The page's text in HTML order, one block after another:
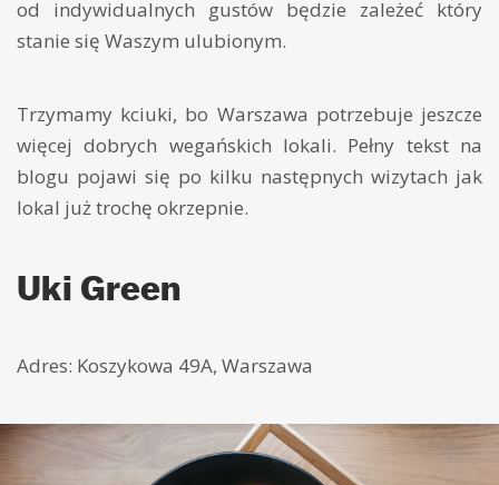
od indywidualnych gustów będzie zależeć który
stanie się Waszym ulubionym.
Trzymamy kciuki, bo Warszawa potrzebuje jeszcze
więcej dobrych wegańskich lokali. Pełny tekst na
blogu pojawi się po kilku następnych wizytach jak
lokal już trochę okrzepnie.
Uki Green
Adres: Koszykowa 49A, Warszawa